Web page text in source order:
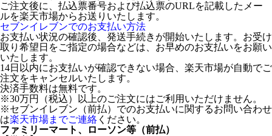
ご注文後に、払込票番号および払込票のURLを記載したメー
ルを楽天市場からお送りいたします。
セブンイレブンでのお支払い方法
お支払い状況の確認後、発送手続きが開始いたします。お受け
取り希望日をご指定の場合などは、お早めのお支払いをお願い
いたします。
14日以内にお支払いが確認できない場合、楽天市場が自動でご
注文をキャンセルいたします。
決済手数料は無料です。
※30万円（税込）以上のご注文にはご利用いただけません。
※セブンイレブン（前払）でのお支払いに関するお問い合わせ
は楽天市場までご連絡 ください。
ファミリーマート、ローソン等（前払）